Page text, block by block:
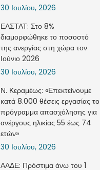
30 Ιουλίου, 2026
ΕΛΣΤΑΤ: Στο 8%
διαμορφώθηκε το ποσοστό
της ανεργίας στη χώρα τον
Ιούνιο 2026
30 Ιουλίου, 2026
Ν. Κεραμέως: «Επεκτείνουμε
κατά 8.000 θέσεις εργασίας το
πρόγραμμα απασχόλησης για
ανέργους ηλικίας 55 έως 74
ετών»
30 Ιουλίου, 2026
ΑΑΔΕ: Πρόστιμα άνω του 1